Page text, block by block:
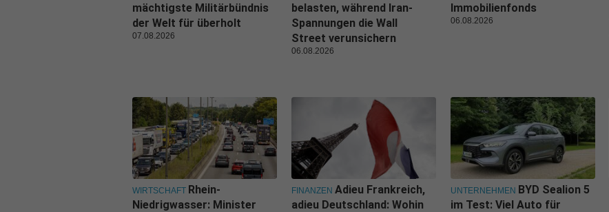
mächtigste Militärbündnis
der Welt für überholt
07.08.2026
belasten, während Iran-
Spannungen die Wall
Street verunsichern
06.08.2026
Immobilienfonds
06.08.2026
WIRTSCHAFT Rhein-
Niedrigwasser: Minister
FINANZEN Adieu Frankreich,
adieu Deutschland: Wohin
UNTERNEHMEN BYD Sealion 5
im Test: Viel Auto für